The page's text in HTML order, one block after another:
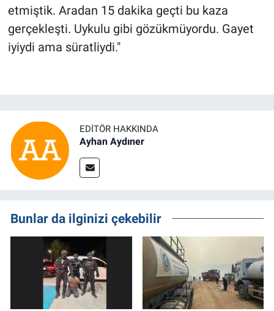
etmiştik. Aradan 15 dakika geçti bu kaza
gerçekleşti. Uykulu gibi gözükmüyordu. Gayet
iyiydi ama süratliydi."
EDITÖR HAKKINDA
Ayhan Aydıner
Bunlar da ilginizi çekebilir